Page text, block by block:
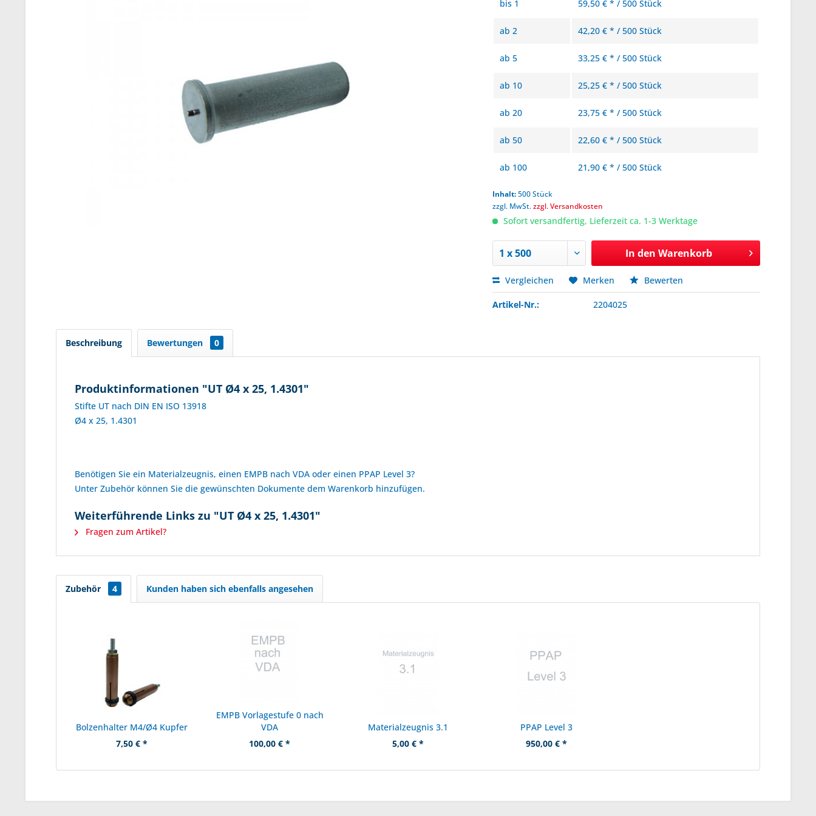
bis 1 59,50 € * / 500 Stück
ab2 42,20 € * / 500 Stück
ab5 33,25 € * / 500 Stück
ab 10 25,25 € * / 500 Stück
ab20 23,75 € * / 500 Stück
ab50 22,60 € * / 500 Stück
ab 100 21,90 € * / 500 Stück
Inhalt:500 Stück
zzgl. MwSt.zzgl. Versandkosten
Sofort versandfertig, Lieferzeit ca. 1-3 Werktage
In den Warenkorb
Vergleichen Merken Bewerten
Artikel-Nr.: 2204025
Beschreibung Bewertungen 0
Produktinformationen "UT Ø4 x 25, 1.4301"
Stifte UT nach DIN EN ISO 13918
Ø4 x 25, 1.4301
Benötigen Sie ein Materialzeugnis, einen EMPB nach VDA oder einen PPAP Level 3?
Unter Zubehör können Sie die gewünschten Dokumente dem Warenkorb hinzufügen.
Weiterführende Links zu "UT Ø4 x 25, 1.4301"
Fragen zum Artikel?
Zubehör 4 Kunden haben sich ebenfalls angesehen
Bolzenhalter M4/Ø4 Kupfer
7,50 € *
EMPB Vorlagestufe 0 nach
VDA
100,00 € *
Materialzeugnis 3.1
5,00 € *
PPAP Level 3
950,00 € *